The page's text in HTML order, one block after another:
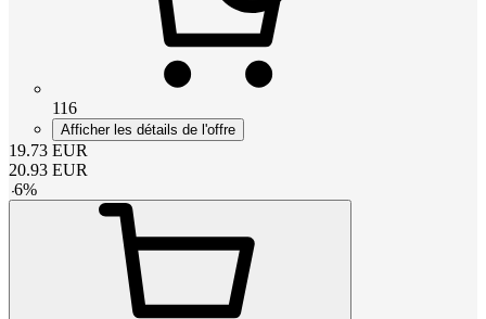
116
Afficher les détails de l'offre
19.73 EUR
20.93 EUR
-6%